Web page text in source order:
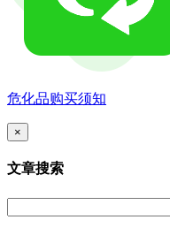
危化品购买须知
×
文章搜索